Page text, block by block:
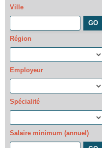
Ville
Région
Employeur
Spécialité
Salaire minimum (annuel)